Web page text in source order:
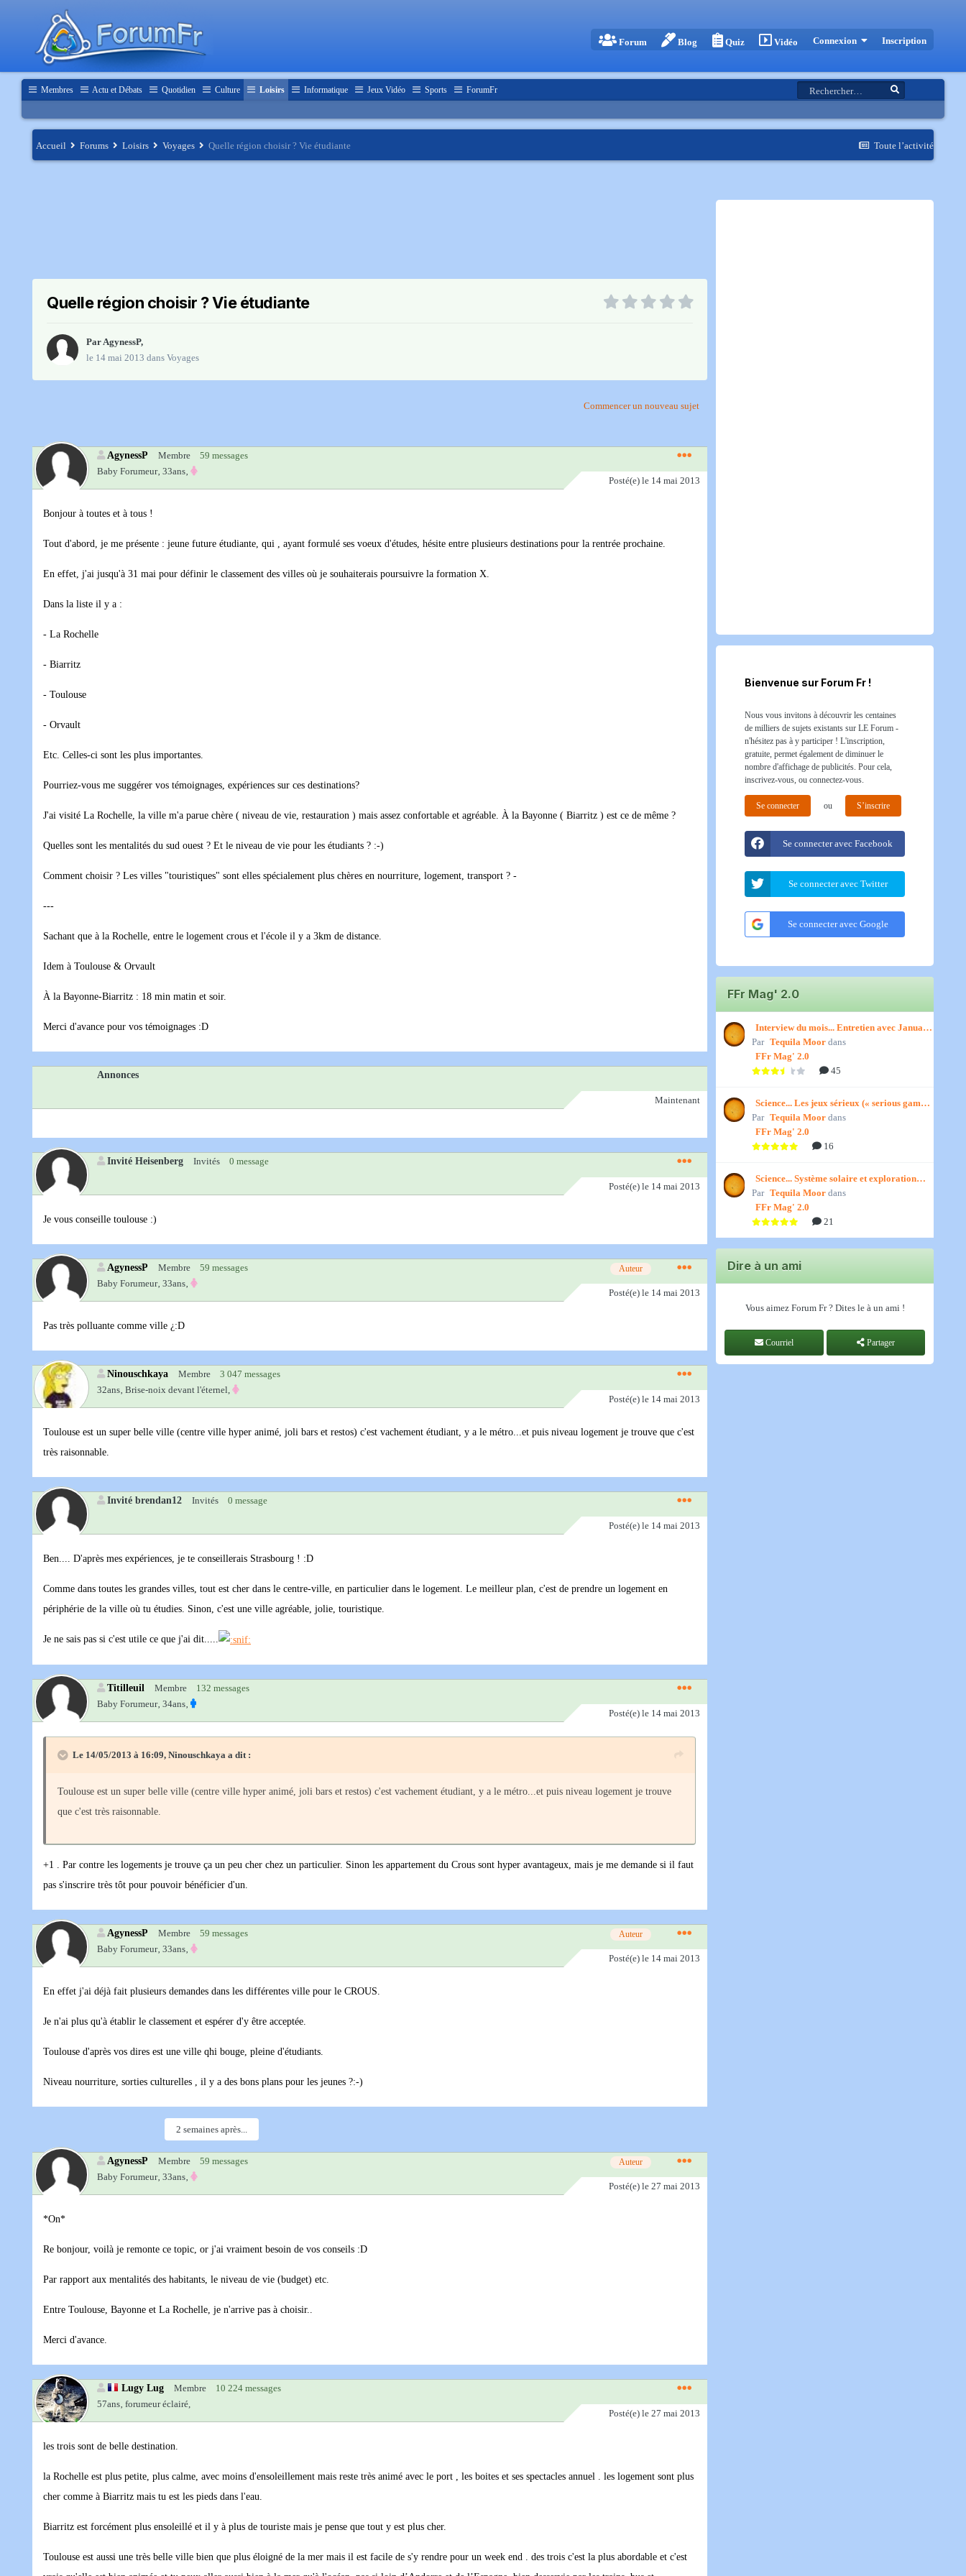
Forum Blog Quiz Vidéo Connexion Inscription
Membres Actu et Débats Quotidien Culture Loisirs Informatique Jeux Vidéo Sports ForumFr
Toute l’activité
Accueil Forums Loisirs Voyages Quelle région choisir ? Vie étudiante
Quelle région choisir ? Vie étudiante
ParAgynessP,
le 14 mai 2013 dans Voyages
Commencer un nouveau sujet
AgynessP Membre
59 messages
Baby Forumeur‚ 33ans‚
Posté(e) le 14 mai 2013
Bonjour à toutes et à tous !
Tout d'abord, je me présente : jeune future étudiante, qui , ayant formulé ses voeux d'études, hésite entre plusieurs destinations pour la rentrée prochaine.
En effet, j'ai jusqu'à 31 mai pour définir le classement des villes où je souhaiterais poursuivre la formation X.
Dans la liste il y a :
- La Rochelle
- Biarritz
- Toulouse
- Orvault
Etc. Celles-ci sont les plus importantes.
Pourriez-vous me suggérer vos témoignages, expériences sur ces destinations?
J'ai visité La Rochelle, la ville m'a parue chère ( niveau de vie, restauration ) mais assez confortable et agréable. À la Bayonne ( Biarritz ) est ce de même ?
Quelles sont les mentalités du sud ouest ? Et le niveau de vie pour les étudiants ? :-)
Comment choisir ? Les villes "touristiques" sont elles spécialement plus chères en nourriture, logement, transport ? -
---
Sachant que à la Rochelle, entre le logement crous et l'école il y a 3km de distance.
Idem à Toulouse & Orvault
À la Bayonne-Biarritz : 18 min matin et soir.
Merci d'avance pour vos témoignages :D
Annonces
Maintenant
Invité Heisenberg Invités 0 message
Posté(e) le 14 mai 2013
Je vous conseille toulouse :)
AgynessP Membre 59 messages Auteur
Baby Forumeur‚ 33ans‚
Posté(e) le 14 mai 2013
Pas très polluante comme ville ¿:D
Ninouschkaya Membre
3 047 messages
32ans‚ Brise-noix devant l'éternel,
Posté(e) le 14 mai 2013
Toulouse est un super belle ville (centre ville hyper animé, joli bars et restos) c'est vachement étudiant, y a le métro...et puis niveau logement je trouve que c'est
très raisonnable.
Invité brendan12 Invités 0 message
Posté(e) le 14 mai 2013
Ben.... D'après mes expériences, je te conseillerais Strasbourg ! :D
Comme dans toutes les grandes villes, tout est cher dans le centre-ville, en particulier dans le logement. Le meilleur plan, c'est de prendre un logement en
périphérie de la ville où tu étudies. Sinon, c'est une ville agréable, jolie, touristique.
Je ne sais pas si c'est utile ce que j'ai dit.....
Titilleuil Membre
132 messages
Baby Forumeur‚ 34ans‚
Posté(e) le 14 mai 2013
Le 14/05/2013 à 16:09, Ninouschkaya a dit :
Toulouse est un super belle ville (centre ville hyper animé, joli bars et restos) c'est vachement étudiant, y a le métro...et puis niveau logement je trouve
que c'est très raisonnable.
+1 . Par contre les logements je trouve ça un peu cher chez un particulier. Sinon les appartement du Crous sont hyper avantageux, mais je me demande si il faut
pas s'inscrire très tôt pour pouvoir bénéficier d'un.
AgynessP Membre 59 messages Auteur
Baby Forumeur‚ 33ans‚
Posté(e) le 14 mai 2013
En effet j'ai déjà fait plusieurs demandes dans les différentes ville pour le CROUS.
Je n'ai plus qu'à établir le classement et espérer d'y être acceptée.
Toulouse d'après vos dires est une ville qhi bouge, pleine d'étudiants.
Niveau nourriture, sorties culturelles , il y a des bons plans pour les jeunes ?:-)
2 semaines après...
AgynessP Membre 59 messages Auteur
Baby Forumeur‚ 33ans‚
Posté(e) le 27 mai 2013
*On*
Re bonjour, voilà je remonte ce topic, or j'ai vraiment besoin de vos conseils :D
Par rapport aux mentalités des habitants, le niveau de vie (budget) etc.
Entre Toulouse, Bayonne et La Rochelle, je n'arrive pas à choisir..
Merci d'avance.
Lugy Lug Membre
10 224 messages
57ans‚ forumeur éclairé,
Posté(e) le 27 mai 2013
les trois sont de belle destination.
la Rochelle est plus petite, plus calme, avec moins d'ensoleillement mais reste très animé avec le port , les boites et ses spectacles annuel . les logement sont plus
cher comme à Biarritz mais tu est les pieds dans l'eau.
Biarritz est forcément plus ensoleillé et il y à plus de touriste mais je pense que tout y est plus cher.
Toulouse est aussi une très belle ville bien que plus éloigné de la mer mais il est facile de s'y rendre pour un week end . des trois c'est la plus abordable et c'est
Bienvenue sur Forum Fr !
Nous vous invitons à découvrir les centaines
de milliers de sujets existants sur LE Forum -
n'hésitez pas à y participer ! L'inscription,
gratuite, permet également de diminuer le
nombre d'affichage de publicités. Pour cela,
inscrivez-vous, ou connectez-vous.
Se connecter ou S’inscrire
Se connecter avec Facebook
Se connecter avec Twitter
Se connecter avec Google
FFr Mag' 2.0
Interview du mois... Entretien avec January,
par Titenath
Par Tequila Moor dans
FFr Mag' 2.0
45
Science... Les jeux sérieux (« serious games
») par Jedino
Par Tequila Moor dans
FFr Mag' 2.0
16
Science... Système solaire et exploration
spatiale, par Jedino
Par Tequila Moor dans
FFr Mag' 2.0
21
Dire à un ami
Vous aimez Forum Fr ? Dites le à un ami !
Courriel Partager